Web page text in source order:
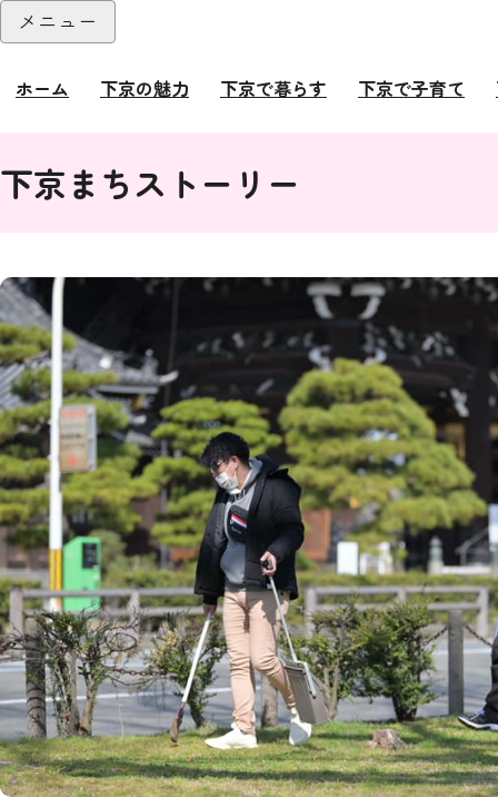
本文へ
メニュー
ホーム 下京の魅力 下京で暮らす 下京で子育て
下京まちストーリー